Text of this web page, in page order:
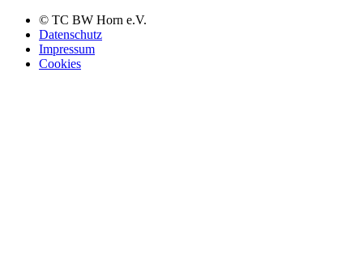
© TC BW Horn e.V.
Datenschutz
Impressum
Cookies